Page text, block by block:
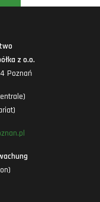
z o.o.
Poznań